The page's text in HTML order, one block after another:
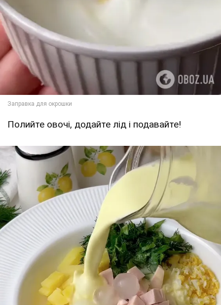
Полийте овочі, додайте лід і подавайте!